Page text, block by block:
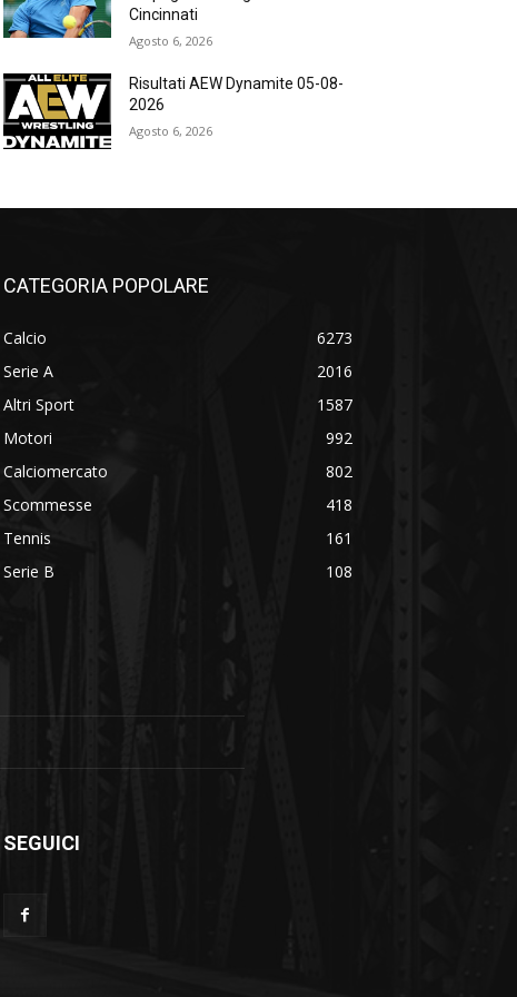
Cincinnati
Agosto 6, 2026
Risultati AEW Dynamite 05-08-
2026
Agosto 6, 2026
CATEGORIA POPOLARE
Calcio
6273
Serie A
2016
Altri Sport
1587
Motori
992
Calciomercato
802
Scommesse
418
Tennis
161
Serie B
108
SEGUICI